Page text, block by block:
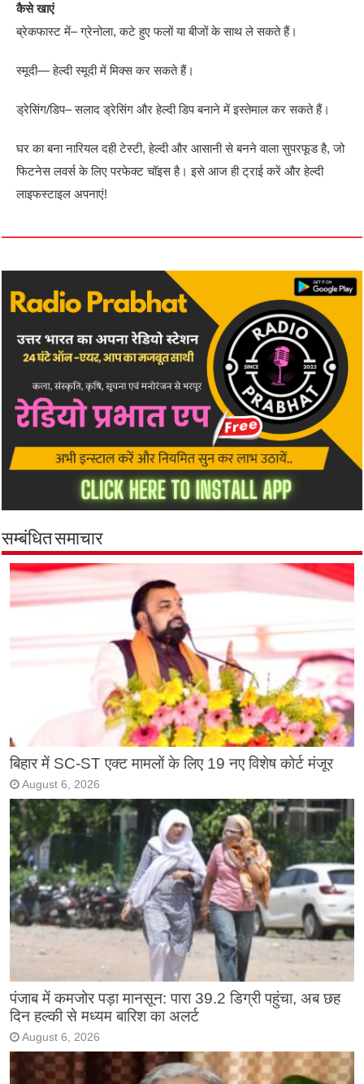
कैसे खाएं
ब्रेकफास्ट में– ग्रेनोला, कटे हुए फलों या बीजों के साथ ले सकते हैं।
स्मूदी— हेल्दी स्मूदी में मिक्स कर सकते हैं।
ड्रेसिंग/डिप– सलाद ड्रेसिंग और हेल्दी डिप बनाने में इस्तेमाल कर सकते हैं।
घर का बना नारियल दही टेस्टी, हेल्दी और आसानी से बनने वाला सुपरफूड है, जो
फिटनेस लवर्स के लिए परफेक्ट चॉइस है। इसे आज ही ट्राई करें और हेल्दी
लाइफस्टाइल अपनाएं!
सम्बंधित समाचार
बिहार में SC-ST एक्ट मामलों के लिए 19 नए विशेष कोर्ट मंजूर
August 6, 2026
पंजाब में कमजोर पड़ा मानसून: पारा 39.2 डिग्री पहुंचा, अब छह
दिन हल्की से मध्यम बारिश का अलर्ट
August 6, 2026